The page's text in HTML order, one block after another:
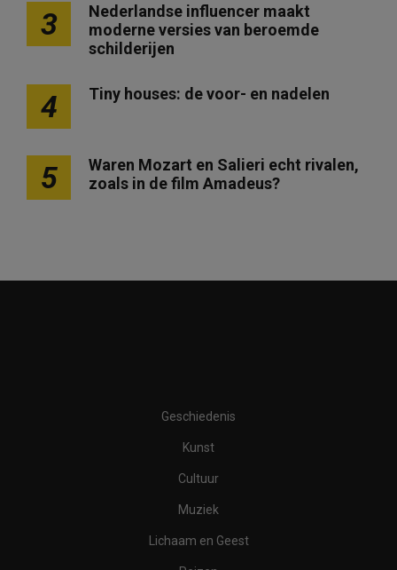
3
Nederlandse influencer maakt
moderne versies van beroemde
schilderijen
4 Tiny houses: de voor- en nadelen
5
Waren Mozart en Salieri echt rivalen,
zoals in de film Amadeus?
Geschiedenis
Kunst
Cultuur
Muziek
Lichaam en Geest